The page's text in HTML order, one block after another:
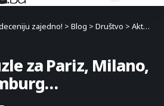
zajedno! > Blog > Društvo > Aktuelnosti
za Pariz, Milano,